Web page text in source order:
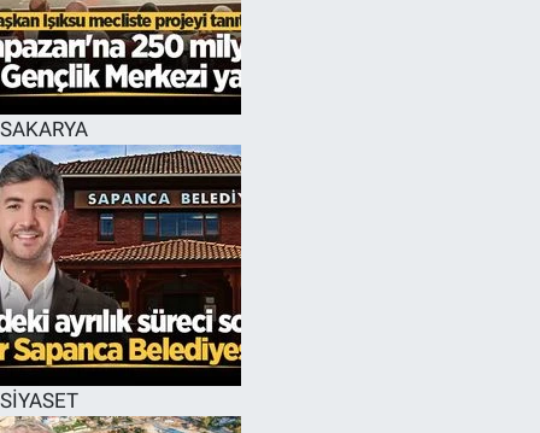
SAKARYA
SİYASET
EĞİTİM
ÖZEL HABER
HALK54 PANORAMA